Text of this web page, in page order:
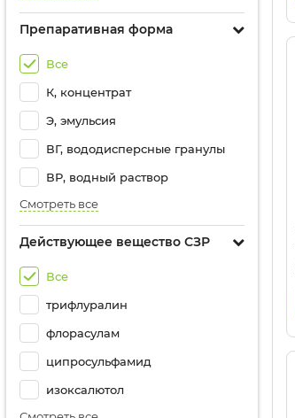
Препаративная форма
Все
К, концентрат
Э, эмульсия
ВГ, вододисперсные гранулы
ВР, водный раствор
Смотреть все
Действующее вещество СЗР
Все
трифлуралин
флорасулам
ципросульфамид
изоксалютол